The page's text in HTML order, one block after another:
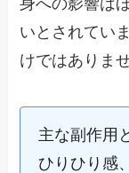
いとされてい
けではありませ
主な副作用
ひりひり感